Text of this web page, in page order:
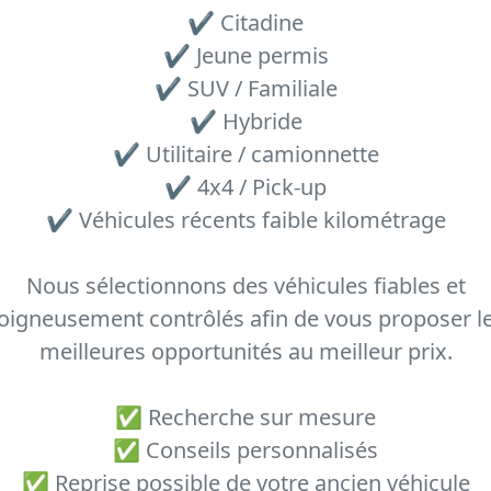
✔ Citadine
✔ Jeune permis
✔ SUV / Familiale
✔ Hybride
✔ Utilitaire / camionnette
✔ 4x4 / Pick-up
✔ Véhicules récents faible kilométrage
Nous sélectionnons des véhicules fiables et
contrôlés afin de vous proposer
meilleures opportunités au meilleur prix.
✅ Recherche sur mesure
✅ Conseils personnalisés
✅ Reprise possible de votre ancien véhicule